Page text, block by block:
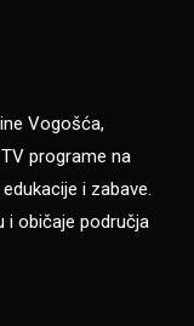
Vogošća,
programe na
i zabave.
i običaje područja